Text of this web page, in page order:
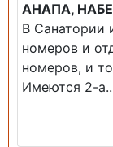
АНАПА,
В Санатории
номеров и
номеров, и
Имеются 2-